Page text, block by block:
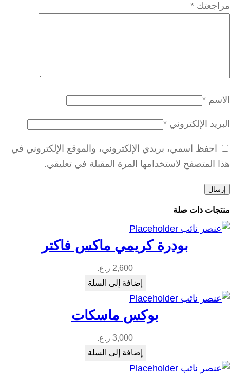
ل
م
م
مراجعتك *
الاسم *
البريد الإلكتروني *
احفظ اسمي، بريدي الإلكتروني، والموقع الإلكتروني في
هذا المتصفح لاستخدامها المرة المقبلة في تعليقي.
منتجات ذات صلة
بودرة كريمي ماكس فاكتر
2,600 ر.ع.
إضافة إلى السلة
بوكس ماسكات
3,000 ر.ع.
إضافة إلى السلة